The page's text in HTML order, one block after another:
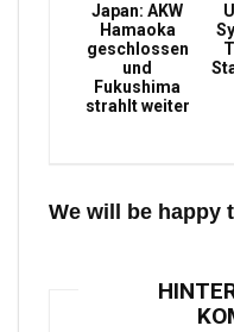
Japan: AKW
Hamaoka
geschlossen
und
Fukushima
strahlt weiter
We will be happy